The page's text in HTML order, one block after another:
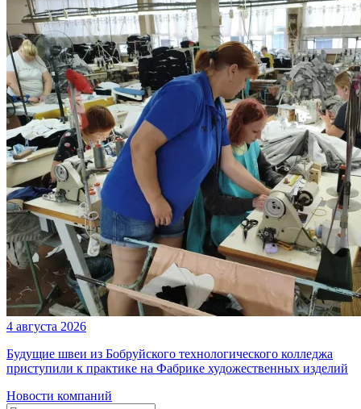
4 августа 2026
Будущие швеи из Бобруйского технологического колледжа
приступили к практике на Фабрике художественных изделий
Новости компаний